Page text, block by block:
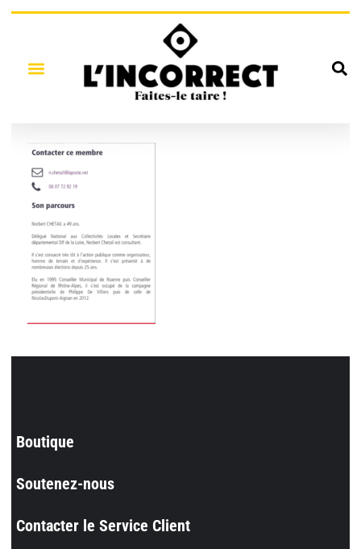
Boutique
Soutenez-nous
Contacter le Service Client